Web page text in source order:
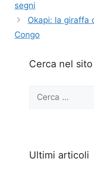
segni
Okapi: la giraffa
Congo
Cerca nel sito
Ricerca
Ultimi articoli